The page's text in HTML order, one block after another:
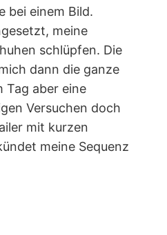
bei einem Bild.
meine
schlüpfen. Die
dann die ganze
Tag aber eine
Versuchen doch
mit kurzen
meine Sequenz